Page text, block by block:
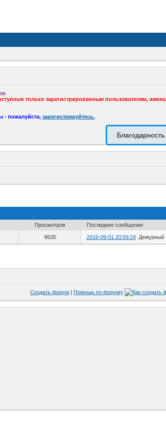
только зарегистрированным пользователям,
- пожалуйста, зарегистрируйтесь.
Просмотров Последнее сообщение
8635 2016-09-01 20:59:24 Дежурный
Создать форум | Помощь по форуму